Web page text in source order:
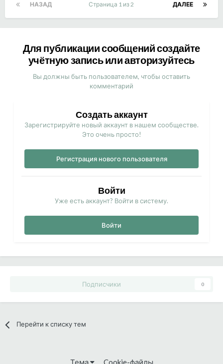
НАЗАД ДАЛЕЕ
Страница 1 из 2
Для публикации сообщений создайте
учётную запись или авторизуйтесь
Вы должны быть пользователем, чтобы оставить
комментарий
Создать аккаунт
Зарегистрируйте новый аккаунт в нашем сообществе.
Это очень просто!
Регистрация нового пользователя
Войти
Уже есть аккаунт? Войти в систему.
Войти
Подписчики 0
Перейти к списку тем
Тема Cookie-файлы